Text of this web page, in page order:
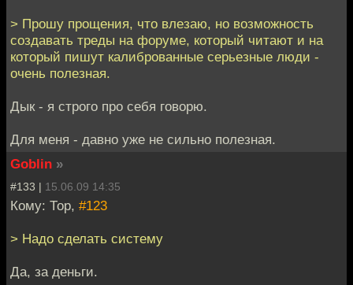
> Прошу прощения, что влезаю, но возможность
создавать треды на форуме, который читают и на
который пишут калиброванные серьезные люди -
очень полезная.
Дык - я строго про себя говорю.
Для меня - давно уже не сильно полезная.
Goblin »
#133 | 15.06.09 14:35
Кому: Тор, #123
> Надо сделать систему
Да, за деньги.